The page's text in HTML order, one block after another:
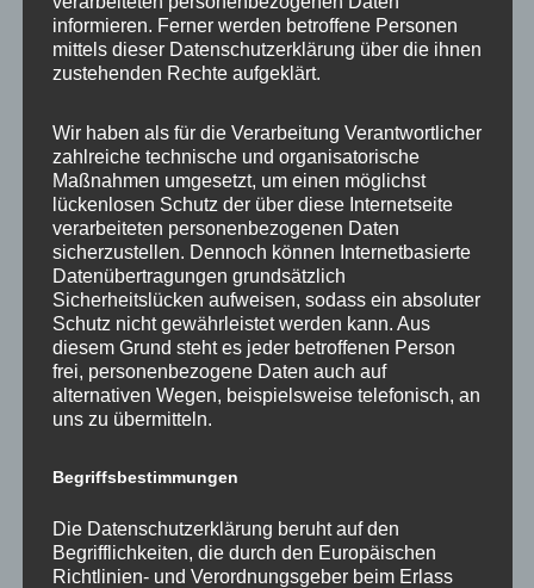
Direkt gewählter Vorsitzender des
Ausschusses für Wirtschaft, Energie
Abgeordnetenhaus
23. Mai 2023 Dagmar
Am gestrigen Montag den 22. Mai 2023 bin ich in
der ersten Wahlrunde direkt zum Vorsitzenden des
Ausschusses für Wirtschaft, […]
Abgeordnetenhaus,Aktuelles
informieren. Ferner werden betroffene Personen
mittels dieser Datenschutzerklärung über die ihnen
zustehenden Rechte aufgeklärt.
Wir haben als für die Verarbeitung Verantwortlicher
zahlreiche technische und organisatorische
Maßnahmen umgesetzt, um einen möglichst
lückenlosen Schutz der über diese Internetseite
verarbeiteten personenbezogenen Daten
sicherzustellen. Dennoch können Internetbasierte
Datenübertragungen grundsätzlich
Sicherheitslücken aufweisen, sodass ein absoluter
Schutz nicht gewährleistet werden kann. Aus
diesem Grund steht es jeder betroffenen Person
frei, personenbezogene Daten auch auf
alternativen Wegen, beispielsweise telefonisch, an
uns zu übermitteln.
Begriffsbestimmungen
Die Datenschutzerklärung beruht auf den
Begrifflichkeiten, die durch den Europäischen
Richtlinien- und Verordnungsgeber beim Erlass